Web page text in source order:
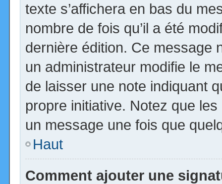
texte s’affichera en bas du
nombre de fois qu’il a été
dernière édition. Ce message
un administrateur modifie le
de laisser une note indiquant
propre initiative. Notez que
un message une fois que
Haut
Comment ajouter une